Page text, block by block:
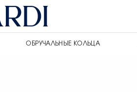
ОБРУЧАЛЬНЫЕ КОЛЬЦА